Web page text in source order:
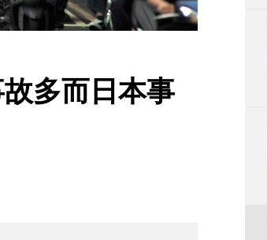
東京
編輯部通知
多而日本事